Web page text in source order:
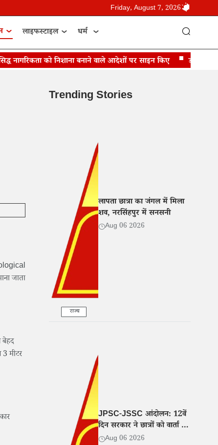
Friday, August 7, 2026
लाइफस्टाइल धर्म
नागरिकता को निशाना बनाने वाले आदेशों पर साइन किए डोनाल्ड ट्रंप
जाता
बेहद
मीटर
Trending Stories
राज्य
लापता छात्रा का जंगल में मिला
शव, नरसिंहपुर में सनसनी
Aug 06 2026
JPSC-JSSC आंदोलन: 12वें
दिन सरकार ने छात्रों को वार्ता के
लिए बुलाया
Aug 06 2026